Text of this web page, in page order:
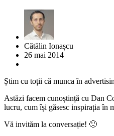
Cătălin Ionașcu
26 mai 2014
Știm cu toții că munca în
Astăzi facem cunoștință cu Dan
lucru, cum își găsesc inspirația în
Vă invităm la conversație! 🙂